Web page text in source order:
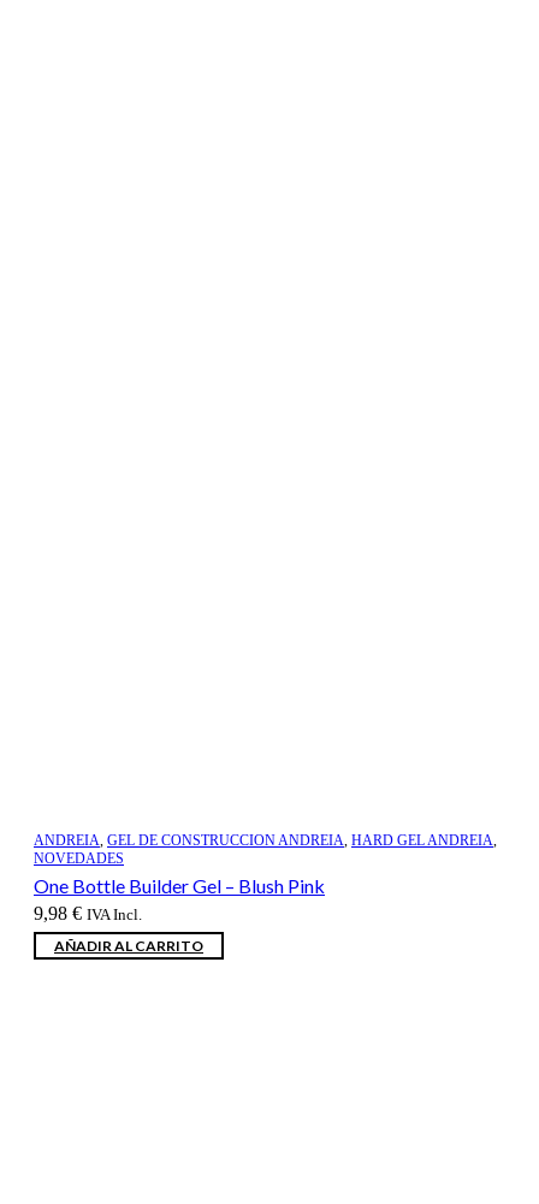
ANDREIA, GEL DE CONSTRUCCION ANDREIA, HARD GEL ANDREIA,
NOVEDADES
One Bottle Builder Gel – Blush Pink
9,98 € IVA Incl.
AÑADIR AL CARRITO